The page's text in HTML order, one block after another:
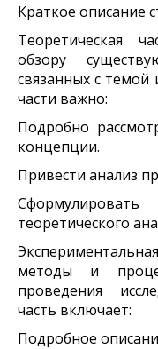
Краткое описание
Теоретическая
обзору
связанных с темой
части важно:
Подробно
концепции.
Привести анализ
теоретического
методы и
проведения
часть включает:
Подробное